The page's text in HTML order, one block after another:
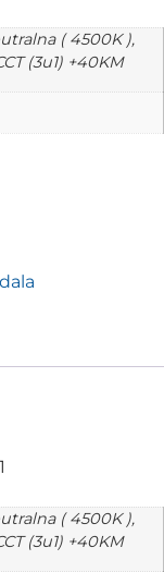
( 4500K ),
(3u1) +40KM
( 4500K ),
(3u1) +40KM